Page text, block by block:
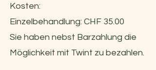
Kosten:
Einzelbehandlung: CHF 35.00
Sie haben nebst Barzahlung die
Möglichkeit mit Twint zu bezahlen.